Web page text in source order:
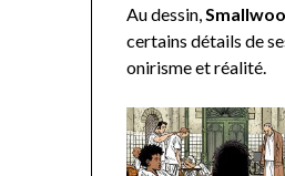
Au dessin,
certains détails de
onirisme et réalité.